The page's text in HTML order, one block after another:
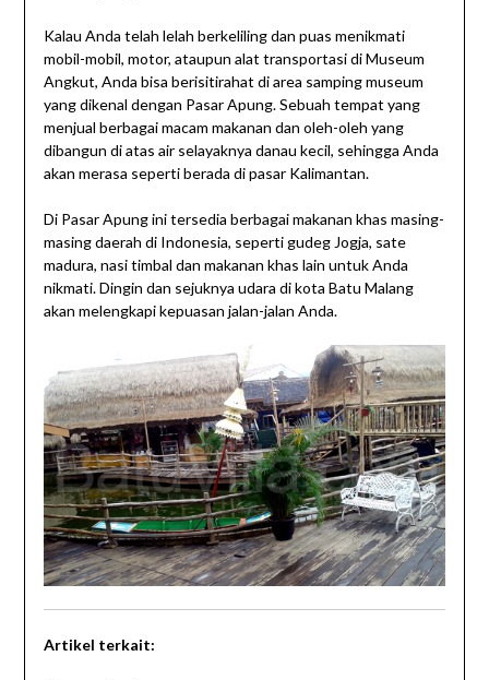
Kalau Anda telah lelah berkeliling dan puas menikmati
mobil-mobil, motor, ataupun alat transportasi di Museum
Angkut, Anda bisa berisitirahat di area samping museum
yang dikenal dengan Pasar Apung. Sebuah tempat yang
menjual berbagai macam makanan dan oleh-oleh yang
dibangun di atas air selayaknya danau kecil, sehingga Anda
akan merasa seperti berada di pasar Kalimantan.
Di Pasar Apung ini tersedia berbagai makanan khas masing-
masing daerah di Indonesia, seperti gudeg Jogja, sate
madura, nasi timbal dan makanan khas lain untuk Anda
nikmati. Dingin dan sejuknya udara di kota Batu Malang
akan melengkapi kepuasan jalan-jalan Anda.
Artikel terkait: